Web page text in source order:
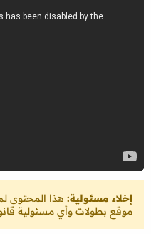
إخلاء مسئولية: هذا المحتوى
موقع بطولات وأي مسئولية